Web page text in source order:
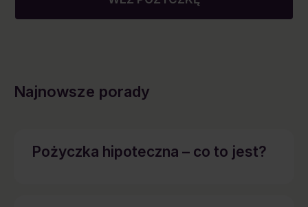
Najnowsze porady
Pożyczka hipoteczna – co to jest?